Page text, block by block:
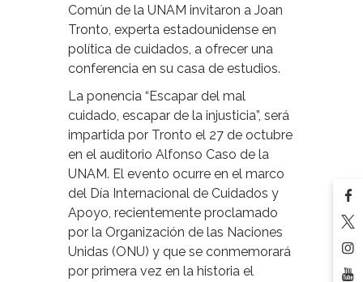
Común de la UNAM invitaron a Joan
Tronto, experta estadounidense en
política de cuidados, a ofrecer una
conferencia en su casa de estudios.
La ponencia “Escapar del mal
cuidado, escapar de la injusticia”, será
impartida por Tronto el 27 de octubre
en el auditorio Alfonso Caso de la
UNAM. El evento ocurre en el marco
del Día Internacional de Cuidados y
Apoyo, recientemente proclamado
por la Organización de las Naciones
Unidas (ONU) y que se conmemorará
por primera vez en la historia el